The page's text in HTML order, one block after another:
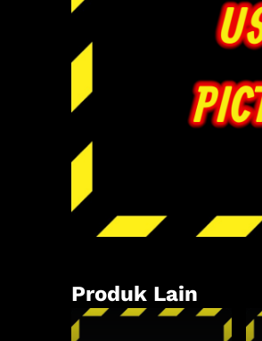
Produk Lain